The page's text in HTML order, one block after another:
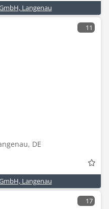
Langenau
11
DE
Langenau
17